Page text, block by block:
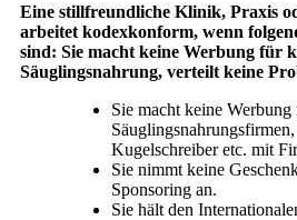
Eine stillfreundliche Klinik, Praxis
arbeitet kodexkonform, wenn
sind: Sie macht keine Werbung für
Säuglingsnahrung, verteilt keine
Sie macht keine Werbung
Kugelschreiber etc. mit
Sie nimmt keine
Sponsoring an.
Sie hält den